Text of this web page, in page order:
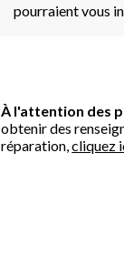
pourraient vous
À l'attention des
obtenir des
réparation,cliquez